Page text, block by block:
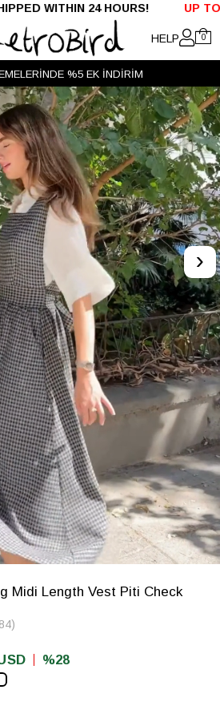
24 HOURS!UP TO %50
HELP 0
FARKSIZ 3 TAKSİT%5 EK İNDİRİM
›
Midi Length Vest Piti Check
28